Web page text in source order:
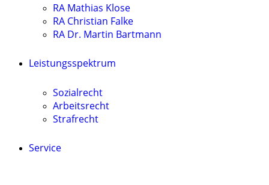
RA Mathias Klose
RA Christian Falke
RA Dr. Martin Bartmann
Leistungsspektrum
Sozialrecht
Arbeitsrecht
Strafrecht
Service